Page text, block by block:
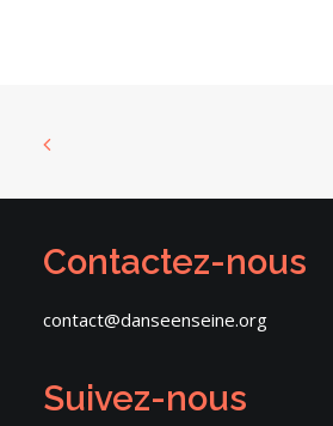
Contactez-nous
contact@danseenseine.org
Suivez-nous